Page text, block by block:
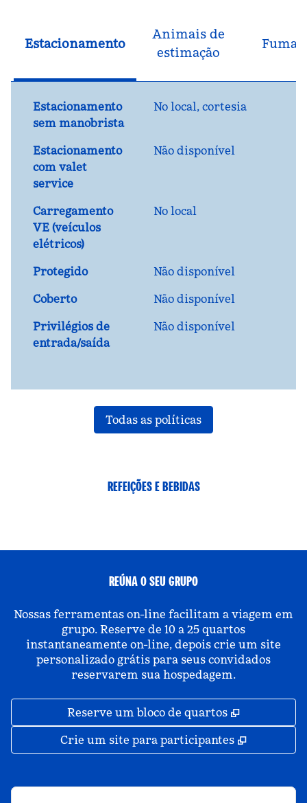
Estacionamento
Animais de
estimação
Estacionamento
sem manobrista
No local, cortesia
Estacionamento
com valet
service
Não disponível
Carregamento
VE (veículos
elétricos)
No local
Protegido
Não disponível
Coberto
Não disponível
Privilégios de
entrada/saída
Não disponível
Todas as políticas
REFEIÇÕES E BEBIDAS
REÚNA O SEU GRUPO
Nossas ferramentas on-line facilitam a viagem em
grupo. Reserve de 10 a 25 quartos
instantaneamente on-line, depois crie um site
personalizado grátis para seus convidados
reservarem sua hospedagem.
Reserve um bloco de quartos ,
Crie um site para participantes ,